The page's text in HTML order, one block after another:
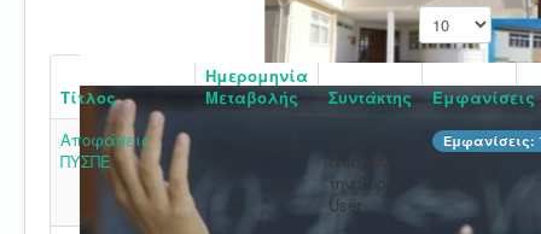
Εμφάνιση #
Τίτλος
Ημερομηνία
Μεταβολής
Συντάκτης
Εμφανίσεις
Αποφάσεις
ΠΥΣΠΕ
από τον/
την Super
User
Εμφανίσεις: